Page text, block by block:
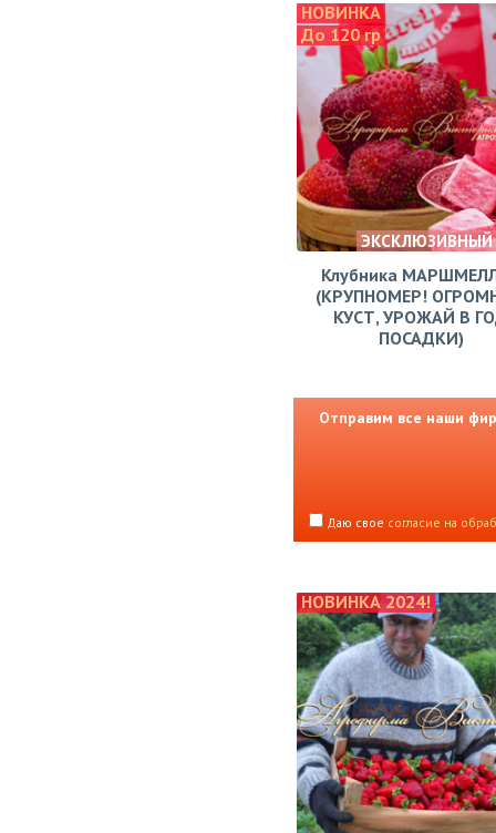
НОВИНКА
До 120 гр
ЭКСКЛЮЗИВНЫЙ
Клубника
(КРУПНОМЕР!
КУСТ, УРОЖАЙ В
ПОСАДКИ)
Отправим все наши
Даю свое согласие на
НОВИНКА 2024!